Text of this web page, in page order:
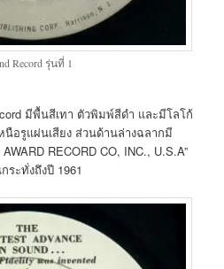
Record รุ่นที่ 1
มีพื้นสีเทา ตัวพิมพ์สีดำ และมีโลโก้
นือรูแผ่นเสียง ส่วนด้านล่างฉลากมี
RECORD CO, INC., U.S.A”
ะทั่งถึงปี 1961